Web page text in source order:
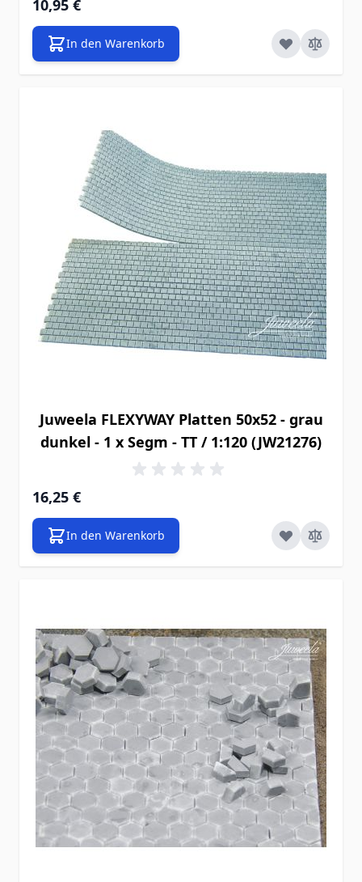
10,95 €
In den Warenkorb
Juweela FLEXYWAY Platten 50x52 - grau
dunkel - 1 x Segm - TT / 1:120 (JW21276)
16,25 €
In den Warenkorb